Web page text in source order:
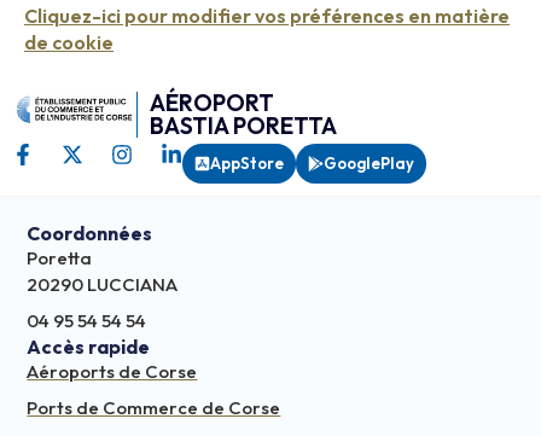
Cliquez-ici pour modifier vos préférences en matière
de cookie
AÉROPORT
BASTIA PORETTA
AppStore GooglePlay
Coordonnées
Poretta
20290 LUCCIANA
04 95 54 54 54
Accès rapide
Aéroports de Corse
Ports de Commerce de Corse